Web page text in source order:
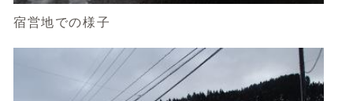
宿営地での様子